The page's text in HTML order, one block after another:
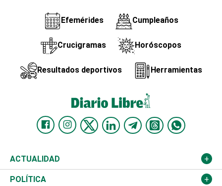
Efemérides Cumpleaños
Crucigramas Horóscopos
Resultados deportivos Herramientas
ACTUALIDAD
Nacional
POLÍTICA